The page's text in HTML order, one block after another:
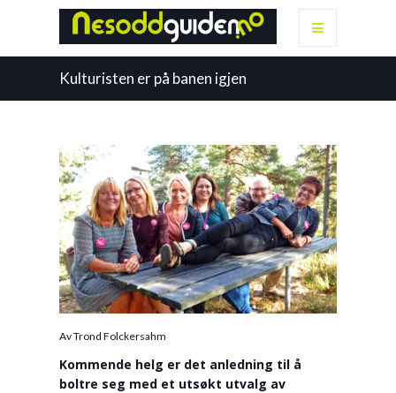
Kulturisten er på banen igjen
Av Trond Folckersahm
Kommende helg er det anledning til å
boltre seg med et utsøkt utvalg av